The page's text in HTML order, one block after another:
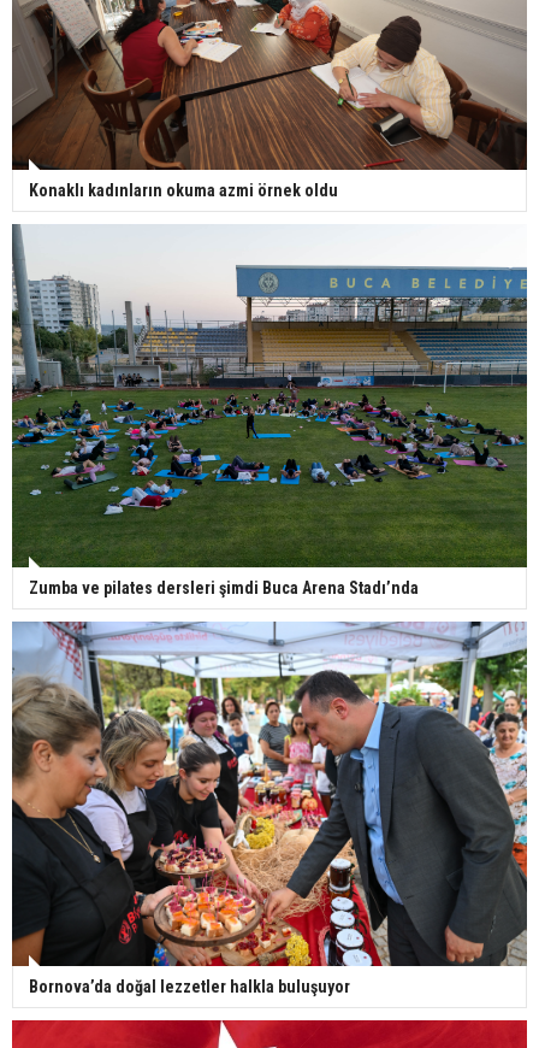
Konaklı kadınların okuma azmi örnek oldu
Zumba ve pilates dersleri şimdi Buca Arena Stadı’nda
Bornova’da doğal lezzetler halkla buluşuyor